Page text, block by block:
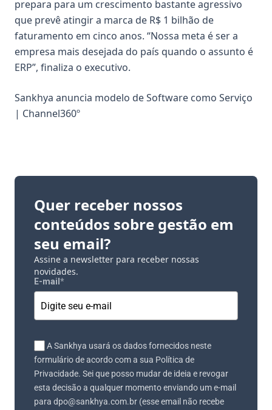
prepara para um crescimento bastante agressivo
que prevê atingir a marca de R$ 1 bilhão de
faturamento em cinco anos. “Nossa meta é ser a
empresa mais desejada do país quando o assunto é
ERP”, finaliza o executivo.
Sankhya anuncia modelo de Software como Serviço
| Channel360º
Quer receber nossos
conteúdos sobre gestão em
seu email?
Assine a newsletter para receber nossas
novidades.
E-mail *
A Sankhya usará os dados fornecidos neste
formulário de acordo com a sua Política de
Privacidade. Sei que posso mudar de ideia e revogar
esta decisão a qualquer momento enviando um e-mail
para dpo@sankhya.com.br (esse email não recebe